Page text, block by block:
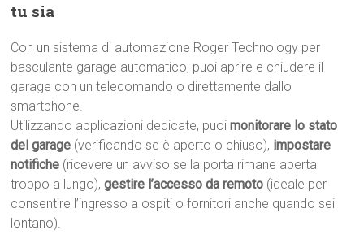
tu sia
Con un sistema di automazione Roger Technology per
basculante garage automatico, puoi aprire e chiudere il
garage con un telecomando o direttamente dallo
smartphone.
Utilizzando applicazioni dedicate, puoimonitorare lo stato
del garage (verificando se è aperto o chiuso), impostare
notifiche (ricevere un avviso se la porta rimane aperta
troppo a lungo),gestire l’accesso da remoto (ideale per
consentire l’ingresso a ospiti o fornitori anche quando sei
lontano).